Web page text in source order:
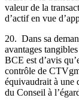
valeur de la
d’actif en vue
20. Dans sa
avantages
BCE est d’avis
contrôle de
équivaudrait à une
du Conseil à